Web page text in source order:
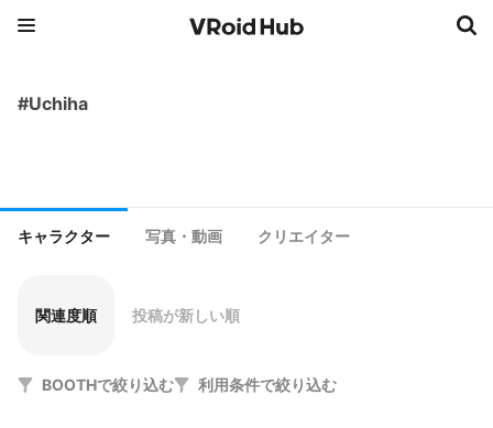
#Uchiha
キャラクター 写真・動画 クリエイター
関連度順 投稿が新しい順
BOOTHで絞り込む 利用条件で絞り込む